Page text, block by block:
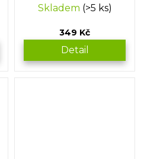
Skladem (>5 ks)
349 Kč
Detail